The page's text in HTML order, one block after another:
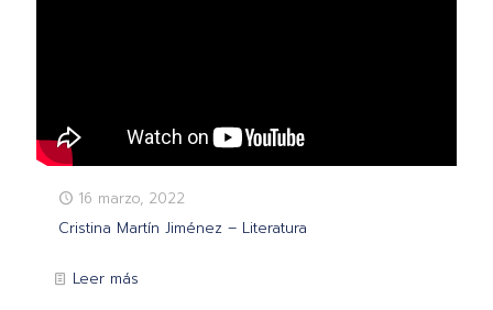
16 marzo, 2022
Cristina Martín Jiménez – Literatura
Leer más